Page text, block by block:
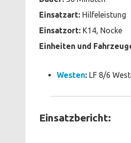
Einsatzart: Hilfeleistung
Einsatzort: K14, Nocke
Einheiten und
Westen: LF 8/6
Einsatzbericht: